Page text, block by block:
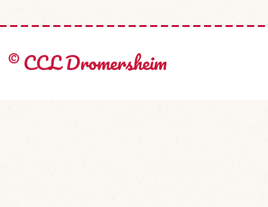
© CCL Dromersheim